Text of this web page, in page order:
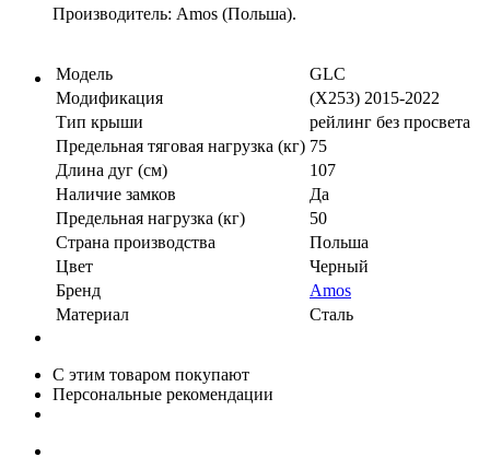
Производитель: Amos (Польша).
Модель
GLC
Модификация
(X253) 2015-2022
Тип крыши
рейлинг без просвета
Предельная тяговая нагрузка (кг) 75
Длина дуг (см)
107
Наличие замков
Да
Предельная нагрузка (кг)
50
Страна производства
Польша
Цвет
Черный
Бренд
Amos
Материал
Сталь
С этим товаром покупают
Персональные рекомендации